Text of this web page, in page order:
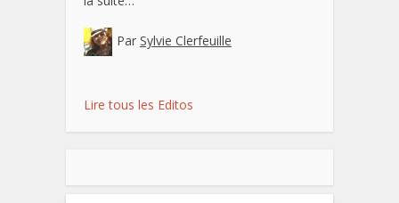
Par Sylvie Clerfeuille
Lire tous les Editos